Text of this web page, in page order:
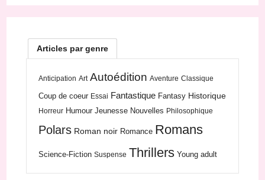
Articles par genre
Anticipation Art Autoédition Aventure Classique
Coup de coeur Essai Fantastique Fantasy Historique
Horreur Humour Jeunesse Nouvelles Philosophique
Polars Roman noir Romance Romans
Science-Fiction Suspense Thrillers Young adult